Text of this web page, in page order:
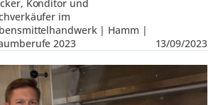
Konditor und
im
| Hamm |
2023
13/09/2023